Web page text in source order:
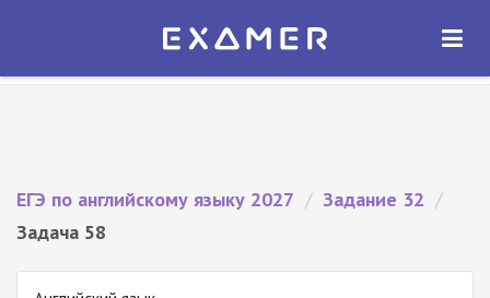
Экзамер — ЕГЭ 2027
ОТКРЫТЬ
ЕГЭ по английскому языку 2027 / Задание 32 /
Задача 58